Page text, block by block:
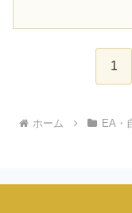
1
ホーム EA・